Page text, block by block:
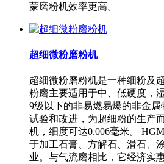
蒙磨粉机效率更高。
超细微粉磨粉机
超细微粉磨粉机是一种细粉及
粉磨主要适用于中、低硬度，
9级以下的非易燃易爆的非金
试验和改进，为超细粉的生产
机，细度可达0.006毫米。
于加工石膏、方解石、滑石、
业。与气流磨相比，它经济实